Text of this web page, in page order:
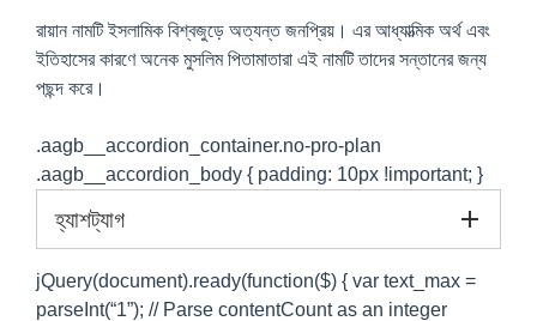
রায়ান নামটি ইসলামিক বিশ্বজুড়ে অত্যন্ত জনপ্রিয়। এর আধ্যাত্মিক অর্থ এবং
ইতিহাসের কারণে অনেক মুসলিম পিতামাতারা এই নামটি তাদের সন্তানের জন্য
পছন্দ করে।
.aagb__accordion_container.no-pro-plan
.aagb__accordion_body { padding: 10px !important; }
হ্যাশট্যাগ
jQuery(document).ready(function($) { var text_max =
parseInt(“1”); // Parse contentCount as an integer